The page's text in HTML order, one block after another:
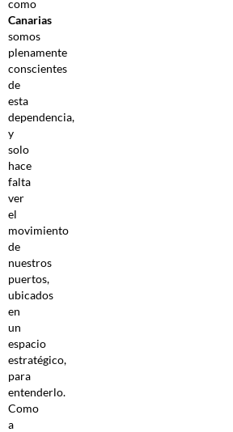
como
Canarias
somos
plenamente
conscientes
de
esta
dependencia,
y
solo
hace
falta
ver
el
movimiento
de
nuestros
puertos,
ubicados
en
un
espacio
estratégico,
para
entenderlo.
Como
a